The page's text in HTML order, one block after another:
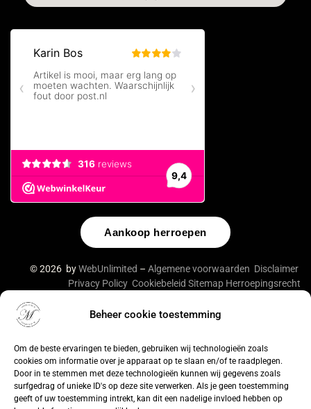
Beheer cookie toestemming
Om de beste ervaringen te bieden, gebruiken wij technologieën zoals
cookies om informatie over je apparaat op te slaan en/of te raadplegen.
Door in te stemmen met deze technologieën kunnen wij gegevens zoals
surfgedrag of unieke ID's op deze site verwerken. Als je geen toestemming
geeft of uw toestemming intrekt, kan dit een nadelige invloed hebben op
Aankoop herroepen
© 2026 byWebUnlimited – Algemene voorwaarden Disclaimer
Privacy Policy Cookiebeleid Sitemap Herroepingsrecht
De waardering van lingeriebym.nl/ bij
Reviewsis 9.4/10 gebaseerd op 316 reviews.